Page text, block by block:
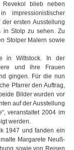
blieb neben
impressionistischer
ersten Ausstellung
in Stolp zu sehen. Zu
Stolper Malern sowie
in Wittstock. In der
und ihre Frauen
gingen. Für die nun
Pfarrer den Auftrag,
Bilder wurden vor
auf der Ausstellung
veranstaltet 2004 im
werden.
1947 und fanden ein
Margarete Neuß-